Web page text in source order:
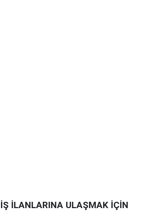
İLANLARINA ULAŞMAK İÇİN